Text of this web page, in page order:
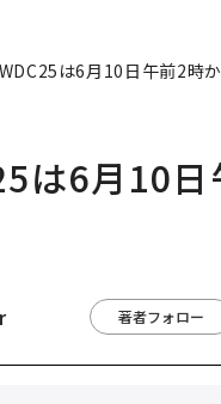
は6月10日午前2時
は6月10
著者フォロー